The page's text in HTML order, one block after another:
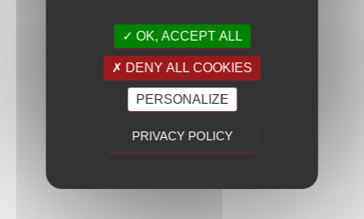
OK, ACCEPT ALL
DENY ALL COOKIES
PERSONALIZE
PRIVACY POLICY